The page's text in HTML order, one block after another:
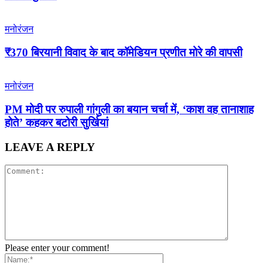
मनोरंजन
₹370 बिरयानी विवाद के बाद कॉमेडियन प्रणीत मोरे की वापसी
मनोरंजन
PM मोदी पर रुपाली गांगुली का बयान चर्चा में, ‘काश वह तानाशाह
होते’ कहकर बटोरी सुर्खियां
LEAVE A REPLY
Please enter your comment!